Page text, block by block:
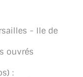
- Ile de
ouvrés
: